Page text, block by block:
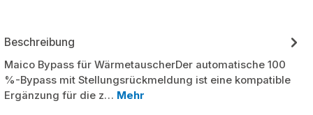
Beschreibung
Maico Bypass für WärmetauscherDer automatische 100
%-Bypass mit Stellungsrückmeldung ist eine kompatible
Ergänzung für die z… Mehr